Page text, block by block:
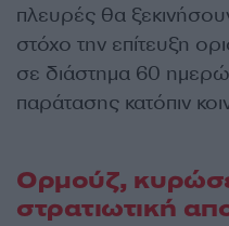
πλευρές θα
στόχο την επίτευξη
σε διάστημα 60
παράτασης κατόπιν
Ορμούζ,
στρατιωτική